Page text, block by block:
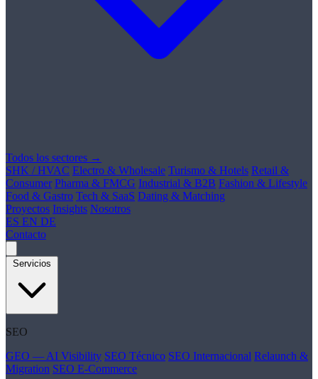
Todos los sectores →
SHK / HVAC Electro & Wholesale Turismo & Hotels Retail &
Consumer Pharma & FMCG Industrial & B2B Fashion & Lifestyle
Food & Gastro Tech & SaaS Dating & Matching
Proyectos Insights Nosotros
ES EN DE
Contacto
Servicios
SEO
GEO — AI Visibility SEO Técnico SEO Internacional Relaunch &
Migration SEO E-Commerce